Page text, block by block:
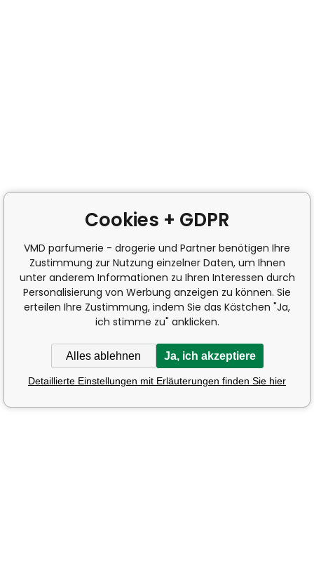
Cookies + GDPR
VMD parfumerie - drogerie und Partner benötigen Ihre
Zustimmung zur Nutzung einzelner Daten, um Ihnen
unter anderem Informationen zu Ihren Interessen durch
Personalisierung von Werbung anzeigen zu können. Sie
erteilen Ihre Zustimmung, indem Sie das Kästchen "Ja,
ich stimme zu" anklicken.
Alles ablehnen Ja, ich akzeptiere
Detaillierte Einstellungen mit Erläuterungen finden Sie hier